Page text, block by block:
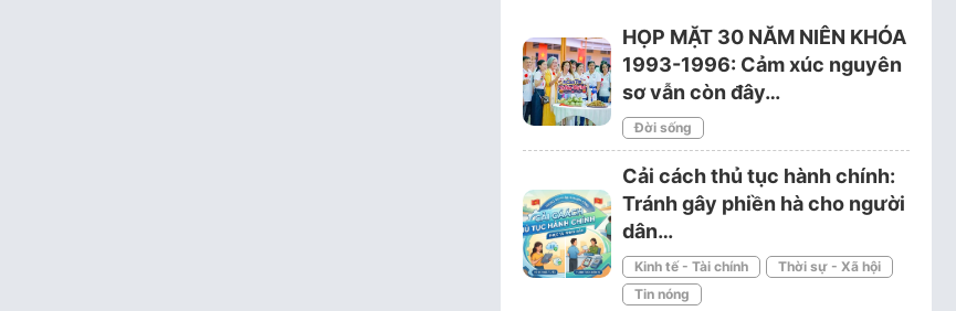
HỌP MẶT 30 NĂM NIÊN KHÓA
1993-1996: Cảm xúc nguyên
sơ vẫn còn đây…
Đời sống
Cải cách thủ tục hành chính:
Tránh gây phiền hà cho người
dân…
Kinh tế - Tài chính
Thời sự - Xã hội
Tin nóng